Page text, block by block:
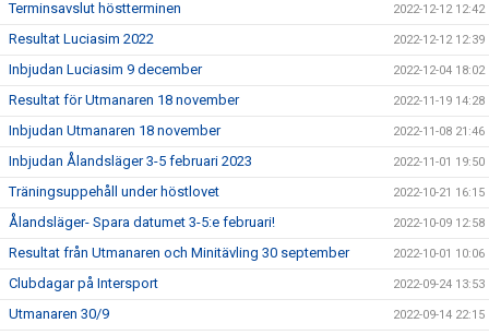
Terminsavslut höstterminen 2022-12-12 12:42
Resultat Luciasim 2022 2022-12-12 12:39
Inbjudan Luciasim 9 december 2022-12-04 18:02
Resultat för Utmanaren 18 november 2022-11-19 14:28
Inbjudan Utmanaren 18 november 2022-11-08 21:46
Inbjudan Ålandsläger 3-5 februari 2023 2022-11-01 19:50
Träningsuppehåll under höstlovet 2022-10-21 16:15
Ålandsläger- Spara datumet 3-5:e februari! 2022-10-09 12:58
Resultat från Utmanaren och Minitävling 30 september 2022-10-01 10:06
Clubdagar på Intersport 2022-09-24 13:53
Utmanaren 30/9 2022-09-14 22:15